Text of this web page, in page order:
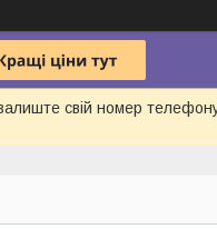
свій номер